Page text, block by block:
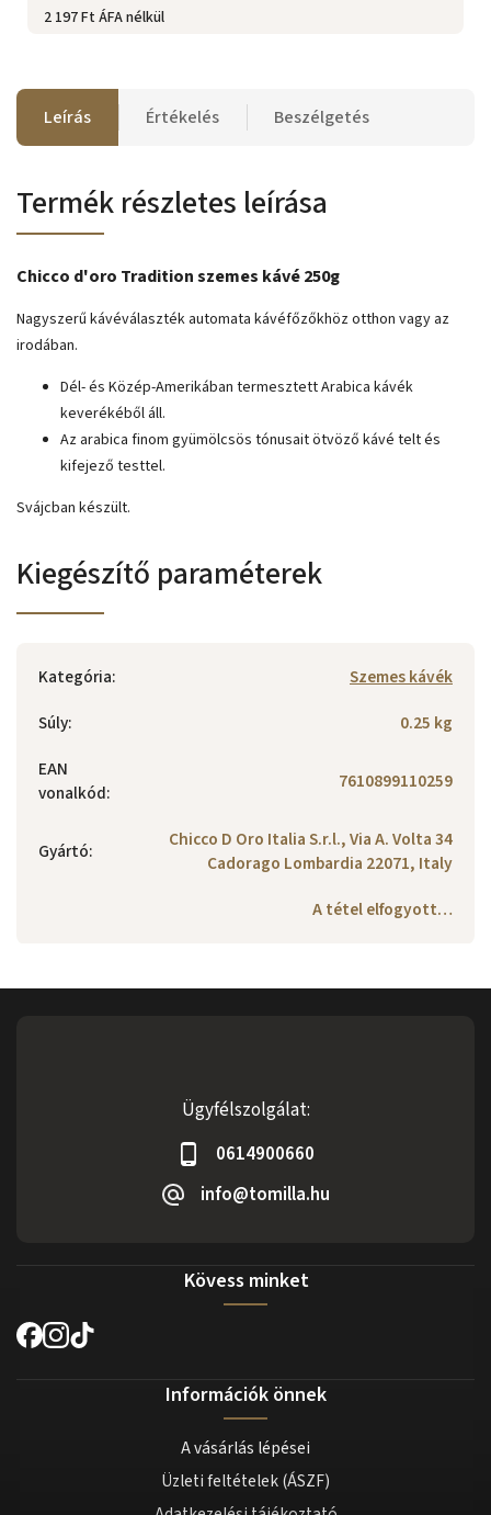
2 197 Ft ÁFA nélkül
Leírás Értékelés Beszélgetés
Termék részletes leírása
Chicco d'oro Tradition szemes kávé 250g
Nagyszerű kávéválaszték automata kávéfőzőkhöz otthon vagy az
irodában.
Dél- és Közép-Amerikában termesztett Arabica kávék
keverékéből áll.
Az arabica finom gyümölcsös tónusait ötvöző kávé telt és
kifejező testtel.
Svájcban készült.
Kiegészítő paraméterek
Kategória:
Szemes kávék
Súly:
0.25 kg
EAN
vonalkód: 7610899110259
Gyártó:
Chicco D Oro Italia S.r.l., Via A. Volta 34
Cadorago Lombardia 22071, Italy
A tétel elfogyott…
Ügyfélszolgálat:
0614900660
info@tomilla.hu
Kövess minket
Információk önnek
A vásárlás lépései
Üzleti feltételek (ÁSZF)